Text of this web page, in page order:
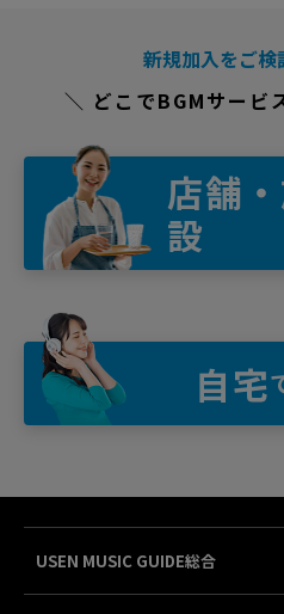
新規加入をご
＼ どこでBGMサービ
店舗
設
自宅
USEN MUSIC GUIDE総合